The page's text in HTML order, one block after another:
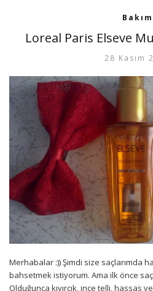
Bakım
Loreal Paris Elseve
28 Kasım
Merhabalar :)) Şimdi size saçlarımda
bahsetmek istiyorum. Ama ilk önce
Olduğunca kıvırcık, ince telli, hassas